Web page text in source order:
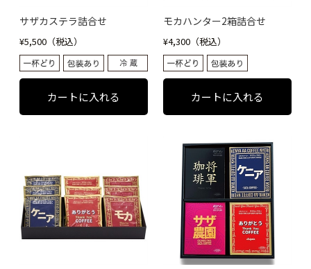
サザカステラ詰合せ
¥5,500（税込）
モカハンター2箱詰合せ
¥4,300（税込）